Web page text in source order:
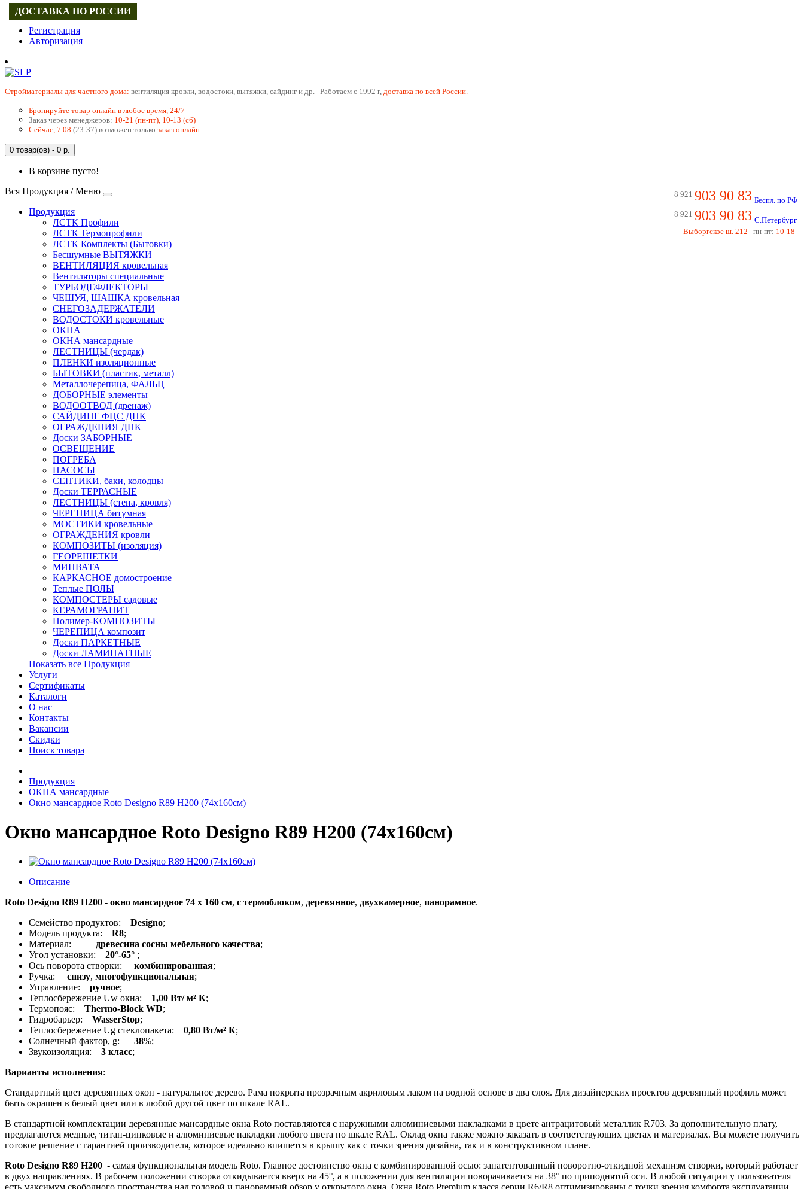
Регистрация
Авторизация
Cтройматериалы для частного дома: вентиляция кровли, водостоки, вытяжки, сайдинг и др. Работаем с 1992 г, доставка по всей России.
Бронируйте товар онлайн в любое время, 24/7
Заказ через менеджеров: 10-21 (пн-пт), 10-13 (сб)
Сейчас, 7.08 (23:37) возможен только заказ онлайн
0 товар(ов) - 0 р.
В корзине пусто!
8 921 903 90 83 Беспл. по РФ
8 921 903 90 83 С.Петербург
Выборгское ш. 212
пн-пт: 10-18
Вся Продукция / Меню
Продукция
ЛСТК Профили
ЛСТК Термопрофили
ЛСТК Комплекты (Бытовки)
Бесшумные ВЫТЯЖКИ
ВЕНТИЛЯЦИЯ кровельная
Вентиляторы специальные
ТУРБОДЕФЛЕКТОРЫ
ЧЕШУЯ, ШАШКА кровельная
СНЕГОЗАДЕРЖАТЕЛИ
ВОДОСТОКИ кровельные
ОКНА
ОКНА мансардные
ЛЕСТНИЦЫ (чердак)
ПЛЕНКИ изоляционные
БЫТОВКИ (пластик, металл)
Металлочерепица, ФАЛЬЦ
ДОБОРНЫЕ элементы
ВОДООТВОД (дренаж)
САЙДИНГ ФЦС ДПК
ОГРАЖДЕНИЯ ДПК
Доски ЗАБОРНЫЕ
ОСВЕЩЕНИЕ
ПОГРЕБА
НАСОСЫ
СЕПТИКИ, баки, колодцы
Доски ТЕРРАСНЫЕ
ЛЕСТНИЦЫ (стена, кровля)
ЧЕРЕПИЦА битумная
МОСТИКИ кровельные
ОГРАЖДЕНИЯ кровли
КОМПОЗИТЫ (изоляция)
ГЕОРЕШЕТКИ
МИНВАТА
КАРКАСНОЕ домостроение
Теплые ПОЛЫ
КОМПОСТЕРЫ садовые
КЕРАМОГРАНИТ
Полимер-КОМПОЗИТЫ
ЧЕРЕПИЦА композит
Доски ПАРКЕТНЫЕ
Доски ЛАМИНАТНЫЕ
Показать все Продукция
Услуги
Сертификаты
Каталоги
О нас
Контакты
Вакансии
Скидки
Поиск товара
Продукция
ОКНА мансардные
Окно мансардное Roto Designo R89 H200 (74x160см)
Окно мансардное Roto Designo R89 H200 (74x160см)
ДОСТАВКА ПО РОССИИ
Описание
Roto Designo R89 H200 - окно мансардное 74 x 160 см, с термоблоком, деревянное, двухкамерное, панорамное.
Семейство продуктов: Designo;
Модель продукта: R8;
Материал:
древесина сосны мебельного качества;
Угол установки: 20°-65° ;
Ось поворота створки: комбинированная;
Ручка: снизу, многофункциональная;
Управление: ручное;
Теплосбережение Uw окна: 1,00 Вт/ м² К;
Термопояс: Thermo-Block WD;
Гидробарьер: WasserStop;
Теплосбережение Ug стеклопакета:
0,80 Вт/м² К;
Солнечный фактор, g:
38%;
Звукоизоляция:
3 класс;
Варианты исполнения:
Стандартный цвет деревянных окон - натуральное дерево. Рама покрыта прозрачным акриловым лаком на водной основе в два слоя. Для дизайнерских проектов деревянный профиль может
быть окрашен в белый цвет или в любой другой цвет по шкале RAL.
В стандартной комплектации деревянные мансардные окна Roto поставляются с наружными алюминиевыми накладками в цвете антрацитовый металлик R703. За дополнительную плату,
предлагаются медные, титан-цинковые и алюминиевые накладки любого цвета по шкале RAL. Оклад окна также можно заказать в соответствующих цветах и материалах. Вы можете получить
готовое решение с гарантией производителя, которое идеально впишется в крышу как с точки зрения дизайна, так и в конструктивном плане.
Roto Designo R89 H200 - самая функциональная модель Roto. Главное достоинство окна с комбинированной осью: запатентованный поворотно-откидной механизм створки, который работает
в двух направлениях. В рабочем положении створка откидывается вверх на 45°, а в положении для вентиляции поворачивается на 38° по приподнятой оси. В любой ситуации у пользователя
есть максимум свободного пространства над головой и панорамный обзор у открытого окна. Окна Roto Premium класса серии R6/R8 оптимизированы с точки зрения комфорта эксплуатации,